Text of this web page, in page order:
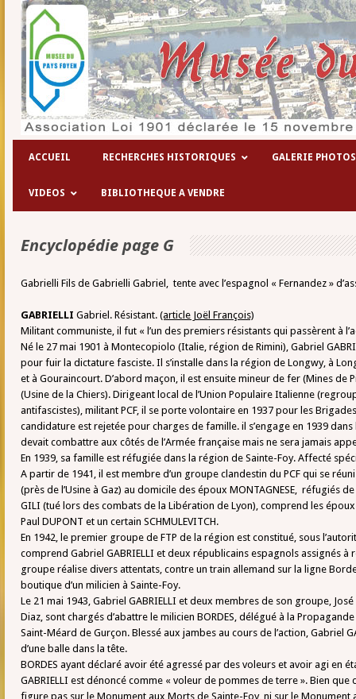
Le
ACCUEIL RECHERCHES HISTORIQUES GALERIE PHOTOS
VIDEOS BIBLIOTHEQUE A VENDRE
Encyclopédie page G
Gabrielli Fils de Gabrielli Gabriel, tente avec l’espagnol « Fernandez »
GABRIELLI Gabriel. Résistant. (article Joël François)
Militant communiste, il fut « l’un des premiers résistants qui passèrent à
Né le 27 mai 1901 à Montecopiolo (Italie, région de Rimini), Gabriel
pour fuir la dictature fasciste. Il s’installe dans la région de Longwy, à
et à Gouraincourt. D’abord maçon, il est ensuite mineur de fer (Mines de
(Usine de la Chiers). Dirigeant local de l’Union Populaire Italienne
antifascistes), militant PCF, il se porte volontaire en 1937 pour les
candidature est rejetée pour charges de famille. il s’engage en 1939
devait combattre aux côtés de l’Armée française mais ne sera jamais
En 1939, sa famille est réfugiée dans la région de Sainte-Foy. Affecté
A partir de 1941, il est membre d’un groupe clandestin du PCF qui se
(près de l’Usine à Gaz) au domicile des époux MONTAGNESE, réfugiés
GILI (tué lors des combats de la Libération de Lyon), comprend les époux
Paul DUPONT et un certain SCHMULEVITCH.
En 1942, le premier groupe de FTP de la région est constitué, sous
comprend Gabriel GABRIELLI et deux républicains espagnols assignés à
groupe réalise divers attentats, contre un train allemand sur la ligne
boutique d’un milicien à Sainte-Foy.
Le 21 mai 1943, Gabriel GABRIELLI et deux membres de son groupe,
Diaz, sont chargés d’abattre le milicien BORDES, délégué à la
Saint-Méard de Gurçon. Blessé aux jambes au cours de l’action, Gabriel
d’une balle dans la tête.
BORDES ayant déclaré avoir été agressé par des voleurs et avoir agi en
GABRIELLI est dénoncé comme « voleur de pommes de terre ». Bien que
figure pas sur le Monument aux Morts de Sainte-Foy, ni sur le Monument